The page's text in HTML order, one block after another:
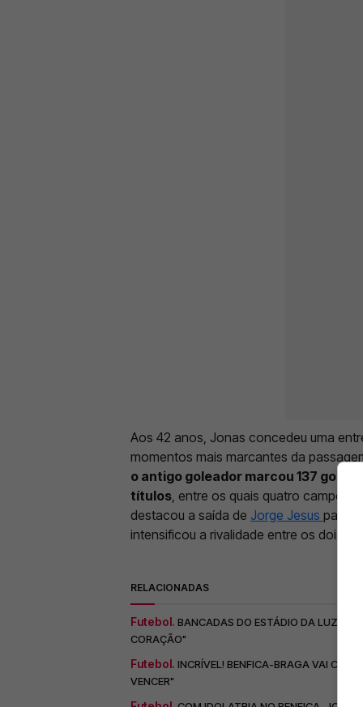
Aos 42 anos, Jonas concedeu uma
momentos mais marcantes da
o antigo goleador marcou 137 golos
títulos , entre os quais quatro
destacou a saída de Jorge Jesus para o
intensificou a rivalidade entre os dois
RELACIONADAS
Futebol. BANCADAS DO ESTÁDIO DA LUZ
CORAÇÃO"
Futebol. INCRÍVEL! BENFICA-BRAGA VAI
VENCER"